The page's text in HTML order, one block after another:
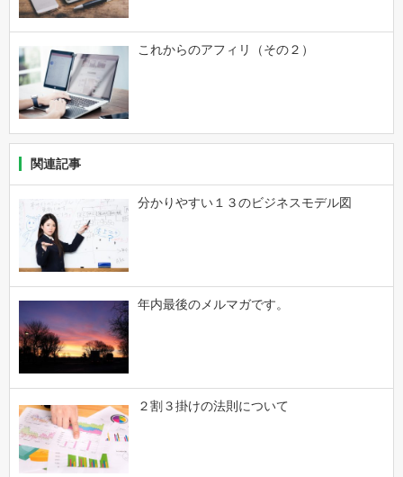
これからのアフィリ（その２）
関連記事
分かりやすい１３のビジネスモデル図
年内最後のメルマガです。
２割３掛けの法則について